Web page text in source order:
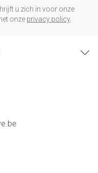
u zich in voor onze
onze privacy policy.